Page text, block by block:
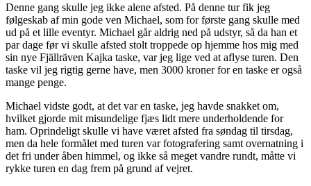
Denne gang skulle jeg ikke alene afsted. På denne tur fik jeg
følgeskab af min gode ven Michael, som for første gang skulle med
ud på et lille eventyr. Michael går aldrig ned på udstyr, så da han et
par dage før vi skulle afsted stolt troppede op hjemme hos mig med
sin nye Fjällräven Kajka taske, var jeg lige ved at aflyse turen. Den
taske vil jeg rigtig gerne have, men 3000 kroner for en taske er også
mange penge.
Michael vidste godt, at det var en taske, jeg havde snakket om,
hvilket gjorde mit misundelige fjæs lidt mere underholdende for
ham. Oprindeligt skulle vi have været afsted fra søndag til tirsdag,
men da hele formålet med turen var fotografering samt overnatning i
det fri under åben himmel, og ikke så meget vandre rundt, måtte vi
rykke turen en dag frem på grund af vejret.